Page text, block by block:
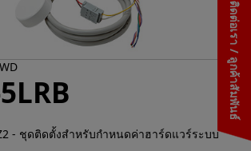
ติดต่อเรา / ลูกค้าสัมพันธ์
- ชุดติดตั้งสำหรับกำหนดค่าฮาร์ดแวร์ระบบ